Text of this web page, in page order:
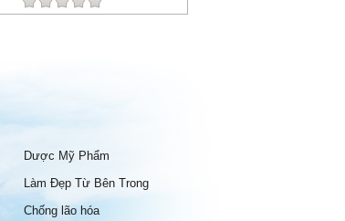
Dược Mỹ Phẩm
Làm Đẹp Từ Bên Trong
Chống lão hóa